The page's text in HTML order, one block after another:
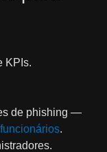
KPIs.
de phishing —
.